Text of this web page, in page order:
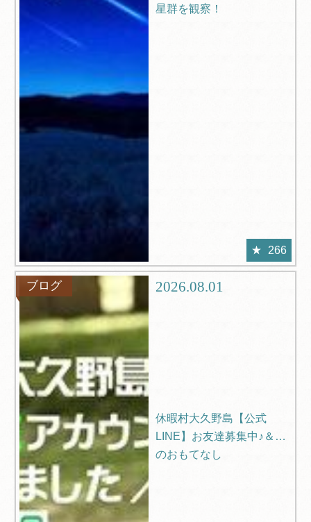
星群を観察！
266
ブログ 2026.08.01
休暇村大久野島【公式
LINE】お友達募集中♪＆夏
のおもてなし